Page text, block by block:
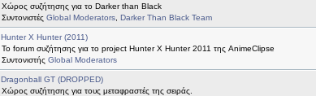
Χώρος συζήτησης για το Darker than Black
Συντονιστές Global Moderators, Darker Than Black Team
Hunter X Hunter (2011)
Το forum συζήτησης για το project Hunter X Hunter 2011 της AnimeClipse
Συντονιστής Global Moderators
Dragonball GT (DROPPED)
Χώρος συζήτησης για τους μεταφραστές της σειράς.